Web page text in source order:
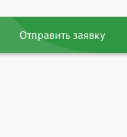
Отправить заявку